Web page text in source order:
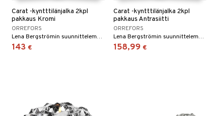
Carat -kyntttilänjalka 2kpl
pakkaus Kromi
ORREFORS
Lena Bergströmin suunnittelema Carat -sarja on saanut inspiraationsa suunnittelijan intohimosta jalokiviin ja helmiin.
143 €
Carat -kyntttilänjalka 2kpl
pakkaus Antrasiitti
ORREFORS
Lena Bergströmin suunnittelema Carat -sarja on saanut inspiraationsa suunnittelijan intohimosta jalokiviin ja helmiin.
158,99 €